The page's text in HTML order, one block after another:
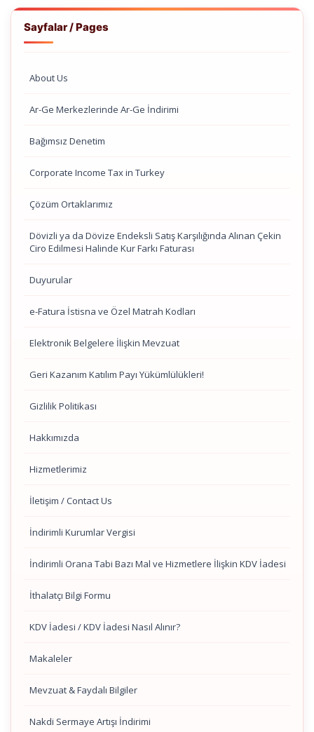
Sayfalar / Pages
About Us
Ar-Ge Merkezlerinde Ar-Ge İndirimi
Bağımsız Denetim
Corporate Income Tax in Turkey
Çözüm Ortaklarımız
Dövizli ya da Dövize Endeksli Satış Karşılığında Alınan Çekin
Ciro Edilmesi Halinde Kur Farkı Faturası
Duyurular
e-Fatura İstisna ve Özel Matrah Kodları
Elektronik Belgelere İlişkin Mevzuat
Geri Kazanım Katılım Payı Yükümlülükleri!
Gizlilik Politikası
Hakkımızda
Hizmetlerimiz
İletişim / Contact Us
İndirimli Kurumlar Vergisi
İndirimli Orana Tabi Bazı Mal ve Hizmetlere İlişkin KDV İadesi
İthalatçı Bilgi Formu
KDV İadesi / KDV İadesi Nasıl Alınır?
Makaleler
Mevzuat & Faydalı Bilgiler
Nakdi Sermaye Artışı İndirimi